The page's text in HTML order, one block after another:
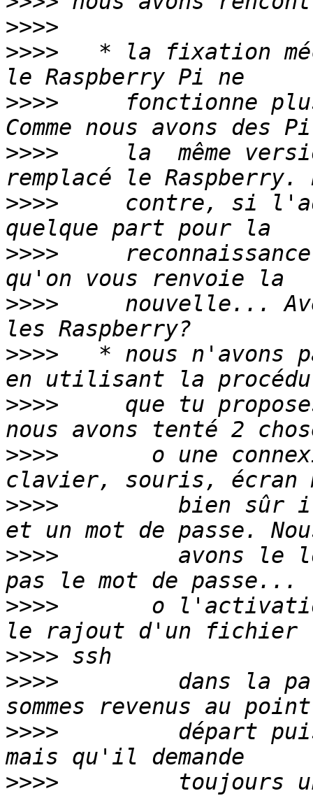
>>>>
>>>> * la fixation
>>>> fonctionne plus
>>>> la  même
>>>> contre, si
>>>> reconnaissance
>>>> nouvelle...
>>>> * nous n'avons
>>>> que tu proposes
>>>> o une
>>>> bien sûr il
>>>> avons le
>>>> o l'activation
>>>>
>>>> dans la
>>>> départ puisque
>>>>